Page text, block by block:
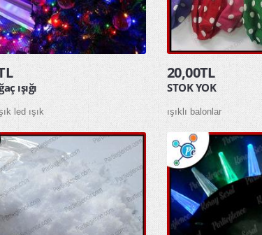
ışığı
led ışık
20,00TL
STOK YOK
ışıklı balonlar